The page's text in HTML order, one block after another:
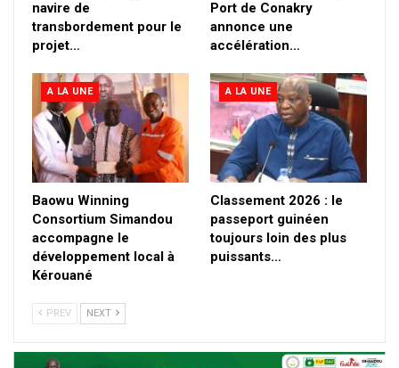
navire de
transbordement pour le
projet…
Port de Conakry
annonce une
accélération…
A LA UNE
Baowu Winning
Consortium Simandou
accompagne le
développement local à
Kérouané
A LA UNE
Classement 2026 : le
passeport guinéen
toujours loin des plus
puissants…
PREV NEXT